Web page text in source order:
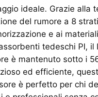
ideale. Grazie alla
del rumore a 8
e ai materiali
tedeschi PI, il
è mantenuto sotto i
ed efficiente,
è perfetto per chi